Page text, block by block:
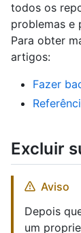
todos os
problemas e
Para obter
artigos:
Fazer
Excluir
Aviso
Depois
um